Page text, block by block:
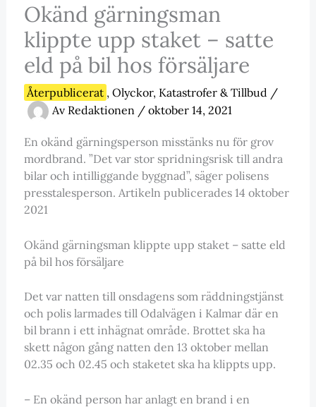
Okänd gärningsman
klippte upp staket – satte
eld på bil hos försäljare
Återpublicerat , Olyckor, Katastrofer & Tillbud /
Av Redaktionen / oktober 14, 2021
En okänd gärningsperson misstänks nu för grov
mordbrand. ”Det var stor spridningsrisk till andra
bilar och intilliggande byggnad”, säger polisens
presstalesperson. Artikeln publicerades 14 oktober
2021
Okänd gärningsman klippte upp staket – satte eld
på bil hos försäljare
Det var natten till onsdagens som räddningstjänst
och polis larmades till Odalvägen i Kalmar där en
bil brann i ett inhägnat område. Brottet ska ha
skett någon gång natten den 13 oktober mellan
02.35 och 02.45 och staketet ska ha klippts upp.
– En okänd person har anlagt en brand i en